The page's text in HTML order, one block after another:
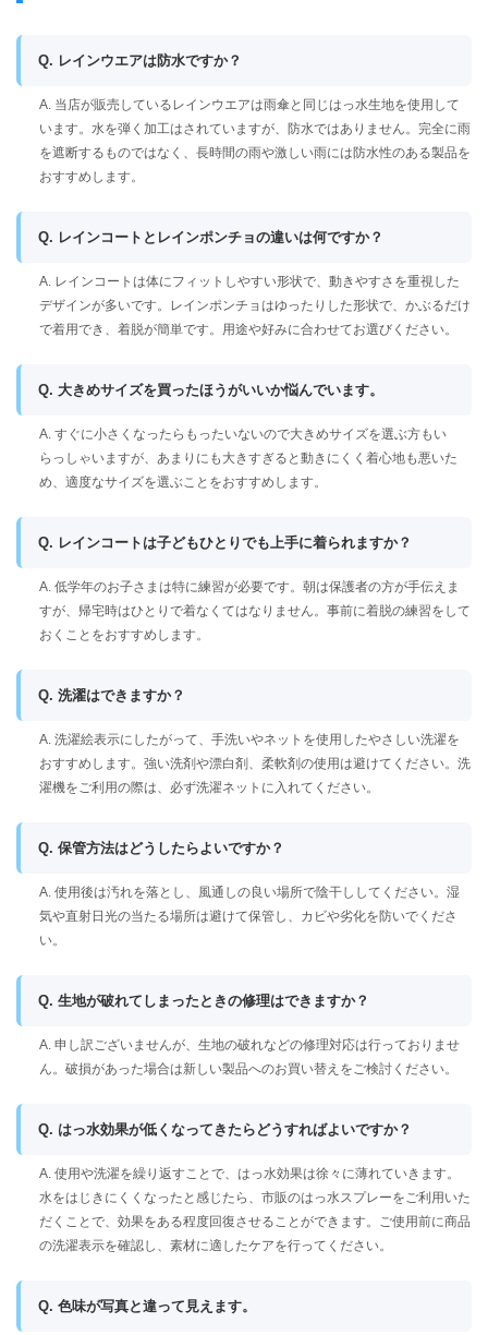
Q. レインウエアは防水ですか？
A. 当店が販売しているレインウエアは雨傘と同じはっ水生地を使用して
います。水を弾く加工はされていますが、防水ではありません。完全に雨
を遮断するものではなく、長時間の雨や激しい雨には防水性のある製品を
おすすめします。
Q. レインコートとレインポンチョの違いは何ですか？
A. レインコートは体にフィットしやすい形状で、動きやすさを重視した
デザインが多いです。レインポンチョはゆったりした形状で、かぶるだけ
で着用でき、着脱が簡単です。用途や好みに合わせてお選びください。
Q. 大きめサイズを買ったほうがいいか悩んでいます。
A. すぐに小さくなったらもったいないので大きめサイズを選ぶ方もい
らっしゃいますが、あまりにも大きすぎると動きにくく着心地も悪いた
め、適度なサイズを選ぶことをおすすめします。
Q. レインコートは子どもひとりでも上手に着られますか？
A. 低学年のお子さまは特に練習が必要です。朝は保護者の方が手伝えま
すが、帰宅時はひとりで着なくてはなりません。事前に着脱の練習をして
おくことをおすすめします。
Q. 洗濯はできますか？
A. 洗濯絵表示にしたがって、手洗いやネットを使用したやさしい洗濯を
おすすめします。強い洗剤や漂白剤、柔軟剤の使用は避けてください。洗
濯機をご利用の際は、必ず洗濯ネットに入れてください。
Q. 保管方法はどうしたらよいですか？
A. 使用後は汚れを落とし、風通しの良い場所で陰干ししてください。湿
気や直射日光の当たる場所は避けて保管し、カビや劣化を防いでくださ
い。
Q. 生地が破れてしまったときの修理はできますか？
A. 申し訳ございませんが、生地の破れなどの修理対応は行っておりませ
ん。破損があった場合は新しい製品へのお買い替えをご検討ください。
Q. はっ水効果が低くなってきたらどうすればよいですか？
A. 使用や洗濯を繰り返すことで、はっ水効果は徐々に薄れていきます。
水をはじきにくくなったと感じたら、市販のはっ水スプレーをご利用いた
だくことで、効果をある程度回復させることができます。ご使用前に商品
の洗濯表示を確認し、素材に適したケアを行ってください。
Q. 色味が写真と違って見えます。